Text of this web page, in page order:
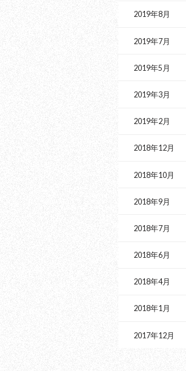
2019年8月
2019年7月
2019年5月
2019年3月
2019年2月
2018年12月
2018年10月
2018年9月
2018年7月
2018年6月
2018年4月
2018年1月
2017年12月